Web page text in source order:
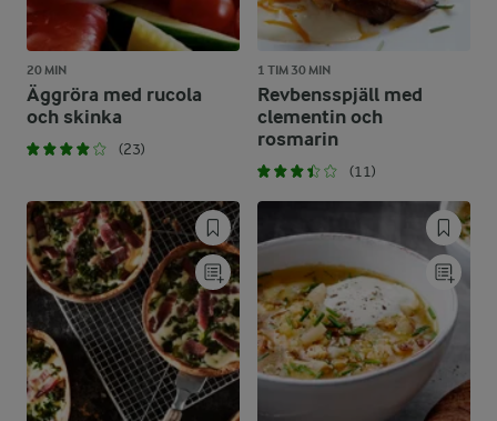
20 MIN
Äggröra med rucola
och skinka
(23)
1 TIM 30 MIN
Revbensspjäll med
clementin och
rosmarin
(11)